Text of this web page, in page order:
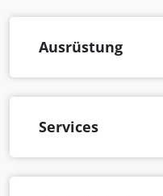
Ausrüstung
Services